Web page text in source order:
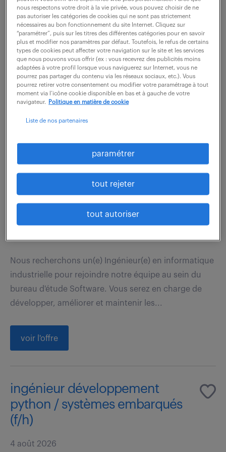
Au sein de la Division Services, dédiée au maintien en
conditions opérationnelles des sous-marins et
bâtiments de surface, vous intégrez le Département
de Production Coordination et lancement...
voir l'offre
ingénieur informatique
industrielle / dev c++ cdi client
final (f/h)
4 août 2026
Nous recherchons un(e) Ingénieur(e) en informatique
industrielle pour rejoindre notre équipe au sein du
bureau d'étude Software. Vous serez en charge de
développer, améliorer et maintenir les...
voir l'offre
ingénieur développement
python / systèmes embarqués
(f/h)
4 août 2026
nous respectons votre droit à la vie privée, vous pouvez choisir de ne
pas autoriser les catégories de cookies qui ne sont pas strictement
nécessaires au bon fonctionnement du site Internet. Cliquez sur
“paramétrer”, puis sur les titres des différentes catégories pour en savoir
plus et modifier nos paramètres par défaut. Toutefois, le refus de certains
types de cookies peut affecter votre navigation sur le site et les services
que nous pouvons vous offrir (ex : vous recevrez des publicités moins
adaptées à votre profil lorsque vous naviguerez sur Internet, vous ne
pourrez pas partager du contenu via les réseaux sociaux, etc.). Vous
pourrez retirer votre consentement ou modifier votre paramétrage à tout
moment via l’icône cookie disponible en bas et à gauche de votre
navigateur.
Politique en matière de cookie
Liste de nos partenaires
paramétrer
tout rejeter
tout autoriser